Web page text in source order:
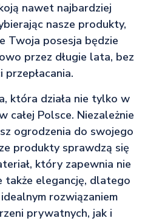
nawet najbardziej
nasze produkty,
Twoja posesja będzie
przez długie lata, bez
przepłacania.
która działa nie tylko w
całej Polsce. Niezależnie
ogrodzenia do swojego
produkty sprawdzą się
który zapewnia nie
także elegancję, dlatego
rozwiązaniem
prywatnych, jak i